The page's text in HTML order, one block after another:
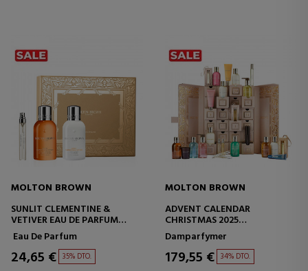
MOLTON BROWN
SUNLIT CLEMENTINE &
VETIVER EAU DE PARFUM
SET
Eau De Parfum
24,65 € 35% DTO.
MOLTON BROWN
ADVENT CALENDAR
CHRISTMAS 2025
ADVENTSKALENDER
Damparfymer
179,55 € 34% DTO.